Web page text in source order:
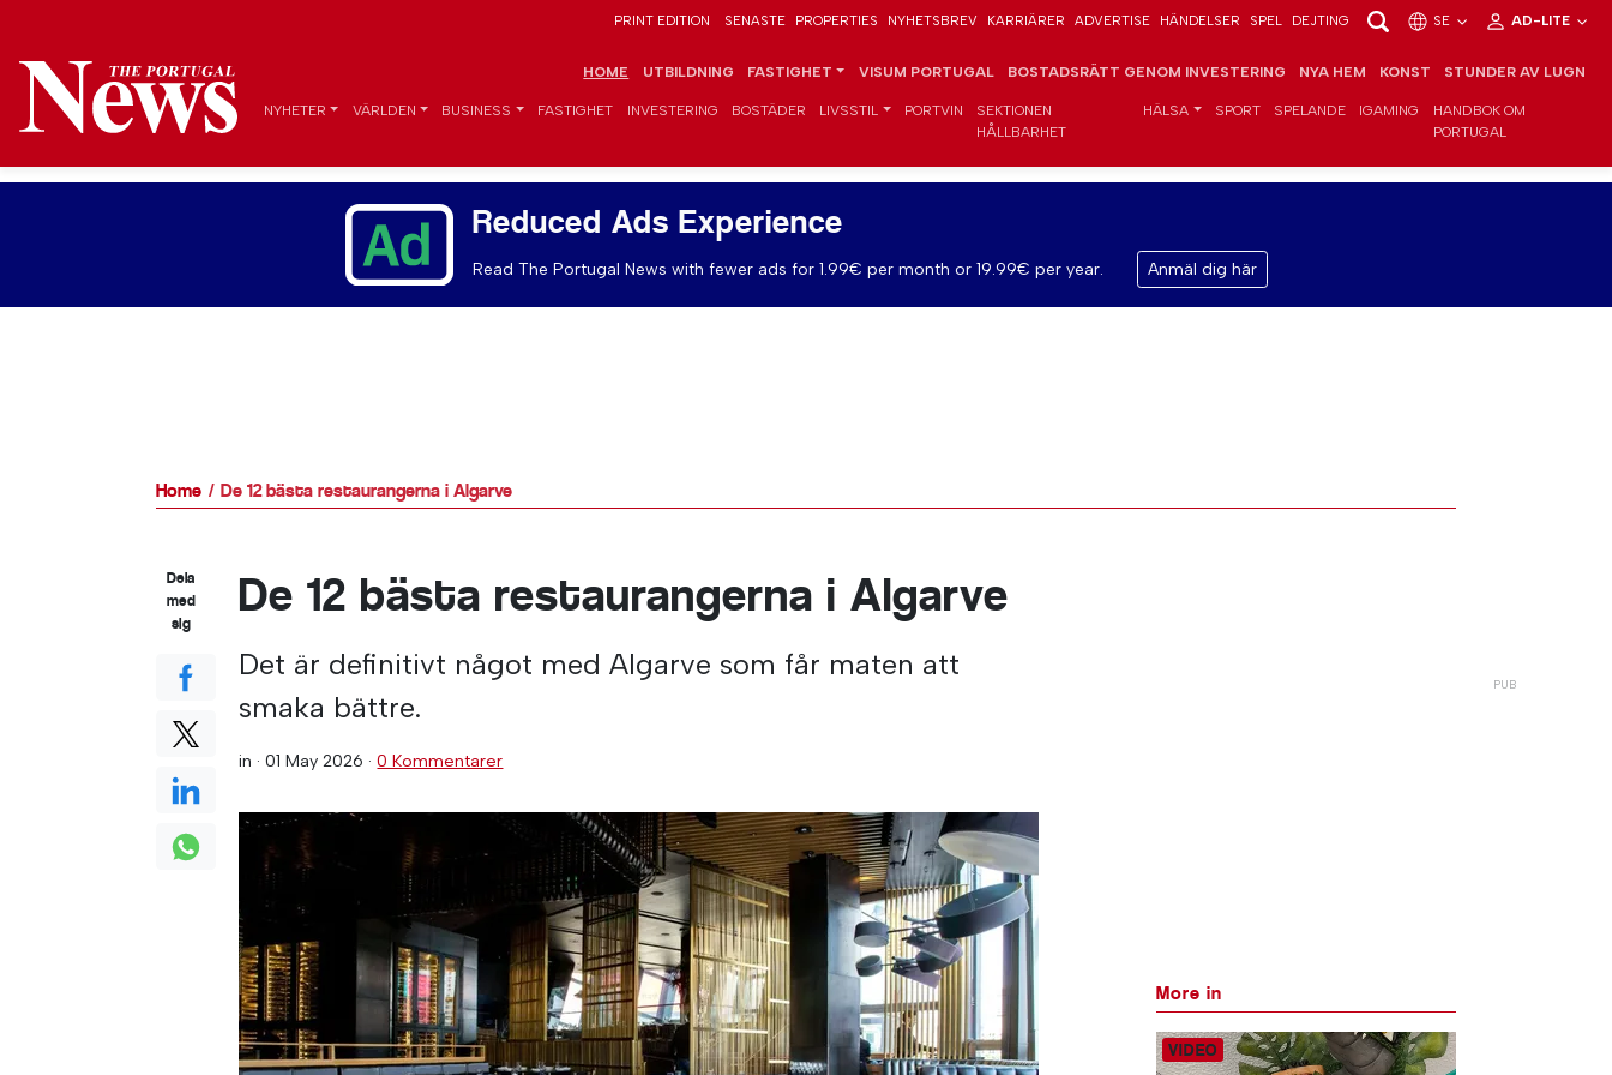
PRINT EDITION SENASTE PROPERTIES NYHETSBREV KARRIÄRER ADVERTISE HÄNDELSER SPEL DEJTING SE AD-LITE
HOME UTBILDNING FASTIGHET VISUM PORTUGAL BOSTADSRÄTT GENOM INVESTERING NYA HEM KONST STUNDER AV LUGN
NYHETER VÄRLDEN BUSINESS FASTIGHET INVESTERING BOSTÄDER LIVSSTIL PORTVIN
SEKTIONEN
HÅLLBARHET
HÄLSA SPORT SPELANDE IGAMING
HANDBOK OM
PORTUGAL
Reduced Ads Experience
Read The Portugal News with fewer ads for 1.99€ per month or 19.99€ per year. Anmäl dig här
Home De 12 bästa restaurangerna i Algarve
De 12 bästa restaurangerna i Algarve
Det är definitivt något med Algarve som får maten att
smaka bättre.
in ·01 May 2026 ·0 Kommentarer
Dela
med
sig
More in